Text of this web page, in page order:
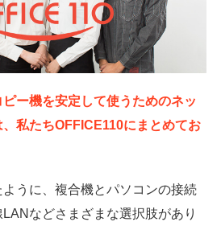
ー機を安定して使うためのネッ
、私たちOFFICE110にまとめてお
うに、複合機とパソコンの接続
などさまざまな選択肢があり